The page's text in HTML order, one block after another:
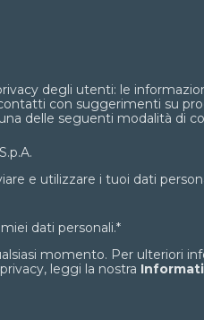
degli utenti: le
con suggerimenti su
delle seguenti modalità di
e utilizzare i tuoi dati
dati personali.*
momento. Per ulteriori
leggi la nostra